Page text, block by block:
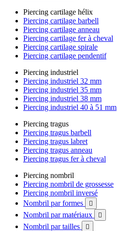
Piercing cartilage hélix
Piercing cartilage barbell
Piercing cartilage anneau
Piercing cartilage fer à cheval
Piercing cartilage spirale
Piercing cartilage pendentif
Piercing industriel
Piercing industriel 32 mm
Piercing industriel 35 mm
Piercing industriel 38 mm
Piercing industriel 40 à 51 mm
Piercing tragus
Piercing tragus barbell
Piercing tragus labret
Piercing tragus anneau
Piercing tragus fer à cheval
Piercing nombril
Piercing nombril de grossesse
Piercing nombril inversé
Nombril par formes

Nombril par matériaux 
Nombril par tailles 